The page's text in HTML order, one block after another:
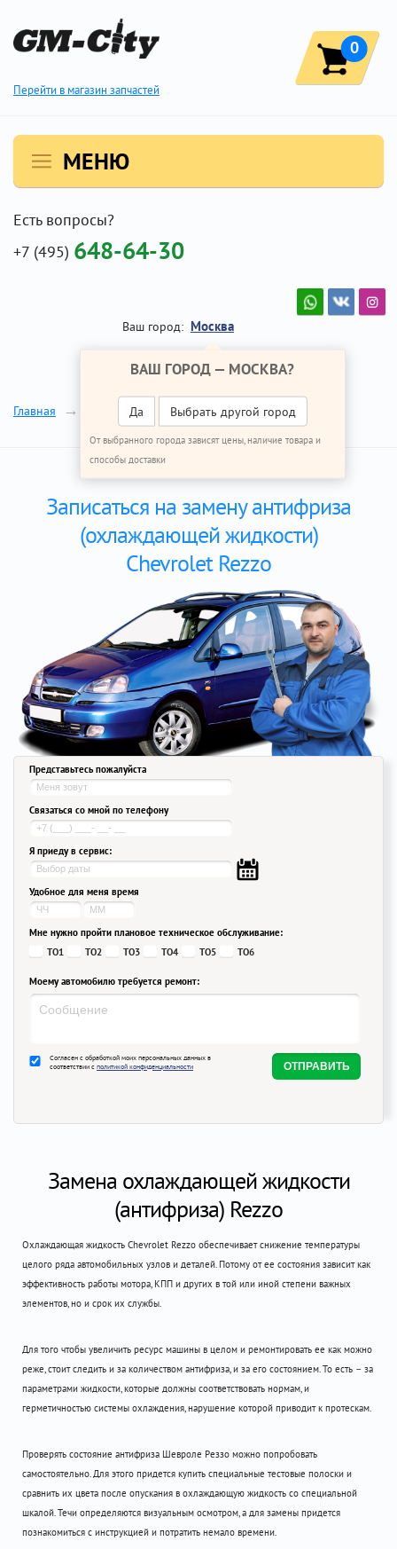
Перейти в магазин запчастей
0
МЕНЮ
Есть вопросы?
+7 (495) 648-64-30
Ваш город: Москва
ВАШ ГОРОД — МОСКВА?
Да Выбрать другой город
От выбранного города зависят цены, наличие товара и
способы доставки
Главная Ремонт Шевроле Реззо Антифриз
Записаться на замену антифриза
(охлаждающей жидкости)
Chevrolet Rezzo
Представьтесь пожалуйста
Связаться со мной по телефону
Я приеду в сервис:
Удобное для меня время
Мне нужно пройти плановое техническое обслуживание:
ТО1
ТО2 ТО3 ТО4 ТО5 ТО6
Моему автомобилю требуется ремонт:
Согласен с обработкой моих персональных данных в
соответствии с политикой конфиденциальности
Замена охлаждающей жидкости
(антифриза) Rezzo
Охлаждающая жидкость Chevrolet Rezzo обеспечивает снижение температуры
целого ряда автомобильных узлов и деталей. Потому от ее состояния зависит как
эффективность работы мотора, КПП и других в той или иной степени важных
элементов, но и срок их службы.
Для того чтобы увеличить ресурс машины в целом и ремонтировать ее как можно
реже, стоит следить и за количеством антифриза, и за его состоянием. То есть – за
параметрами жидкости, которые должны соответствовать нормам, и
герметичностью системы охлаждения, нарушение которой приводит к протескам.
Проверять состояние антифриза Шевроле Реззо можно попробовать
самостоятельно. Для этого придется купить специальные тестовые полоски и
сравнить их цвета после опускания в охлаждающую жидкость со специальной
шкалой. Течи определяются визуальным осмотром, а для замены придется
познакомиться с инструкцией и потратить немало времени.